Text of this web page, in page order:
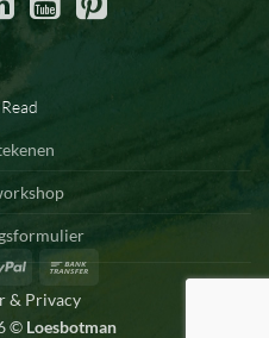
PayPal
& Privacy
© Loesbotman